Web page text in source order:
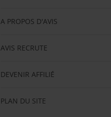
A PROPOS D'AVIS
AVIS RECRUTE
DEVENIR AFFILIÉ
PLAN DU SITE